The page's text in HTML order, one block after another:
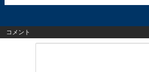
コメント